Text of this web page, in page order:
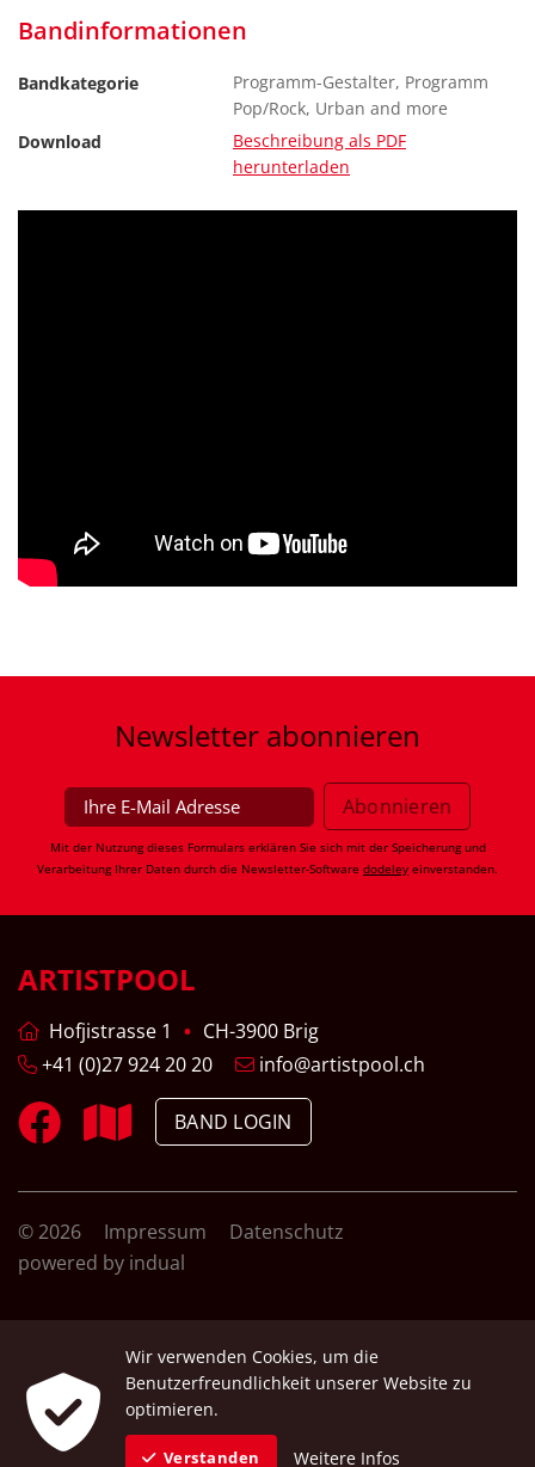
Bandinformationen
Bandkategorie
Programm-Gestalter, Programm
Pop/Rock, Urban and more
Download
Beschreibung als PDF
herunterladen
Newsletter abonnieren
Mit der Nutzung dieses Formulars erklären Sie sich mit der Speicherung und
Verarbeitung Ihrer Daten durch die Newsletter-Software dodeley einverstanden.
ARTISTPOOL
Hofjistrasse 1
CH-3900 Brig
+41 (0)27 924 20 20
info@artistpool.ch
BAND LOGIN
© 2026 Impressum
Datenschutz
powered by indual
Wir verwenden Cookies, um die
Benutzerfreundlichkeit unserer Website zu
optimieren.
Verstanden Weitere Infos